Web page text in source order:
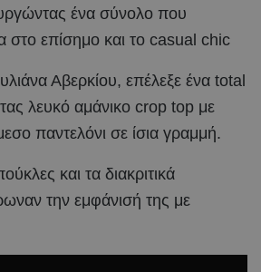
ένα σύνολο που
στο επίσημο και το casual chic
Αβερκίου, επέλεξε ένα total
λευκό αμάνικο crop top με
παντελόνι σε ίσια γραμμή.
και τα διακριτικά
την εμφάνισή της με